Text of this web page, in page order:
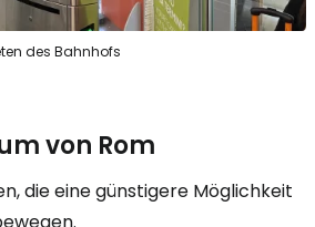
des Bahnhofs
von Rom
die eine günstigere Möglichkeit